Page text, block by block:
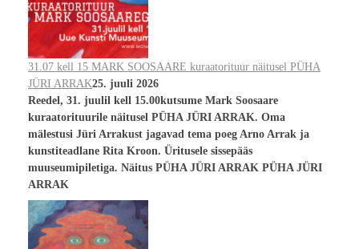
31.07 kell 15 MARK SOOSAARE kuraatorituur näitusel PÜHA
JÜRI ARRAK25. juuli 2026
Reedel, 31. juulil kell 15.00kutsume Mark Soosaare
kuraatorituurile näitusel PÜHA JÜRI ARRAK. Oma
mälestusi Jüri Arrakust jagavad tema poeg Arno Arrak ja
kunstiteadlane Rita Kroon. Üritusele sissepääs
muuseumipiletiga. Näitus PÜHA JÜRI ARRAK PÜHA JÜRI
ARRAK